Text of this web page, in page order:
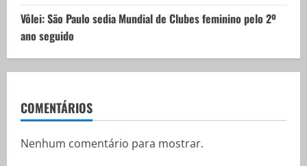
Vôlei: São Paulo sedia Mundial de Clubes feminino pelo 2º
ano seguido
COMENTÁRIOS
Nenhum comentário para mostrar.